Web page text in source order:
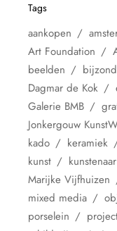
Tags
aankopen
Art Foundation
beelden
Dagmar de Kok
Galerie BMB
Jonkergouw
kado
keramiek
kunst
kunstenaar
Marijke Vijfhuizen
mixed media
porselein